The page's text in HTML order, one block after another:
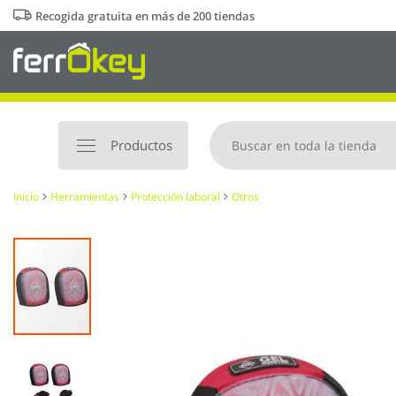
Ir
al
contenido
Recogida gratuita en más de 200 tiendas
Productos
Inicio Herramientas Protección laboral Otros
Saltar
final
de
galería
imágenes